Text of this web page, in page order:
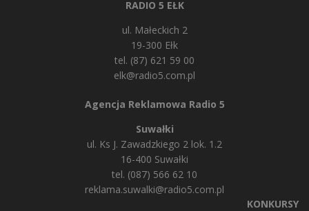
RADIO 5 EŁK
ul. Małeckich 2
19-300 Ełk
tel. (87) 621 59 00
elk@radio5.com.pl
Agencja Reklamowa Radio 5
Suwałki
ul. Ks J. Zawadzkiego 2 lok. 1.2
16-400 Suwałki
tel. (087) 566 62 10
reklama.suwalki@radio5.com.pl
KONKURSY